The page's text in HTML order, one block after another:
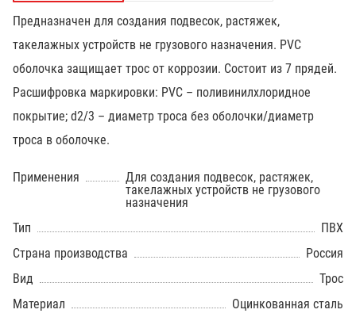
Предназначен для создания подвесок, растяжек,
такелажных устройств не грузового назначения. PVC
оболочка защищает трос от коррозии. Состоит из 7 прядей.
Расшифровка маркировки: PVC – поливинилхлоридное
покрытие; d2/3 – диаметр троса без оболочки/диаметр
троса в оболочке.
Применения
Для создания подвесок, растяжек,
такелажных устройств не грузового
назначения
Тип
ПВХ
Страна производства
Россия
Вид
Трос
Материал
Оцинкованная сталь